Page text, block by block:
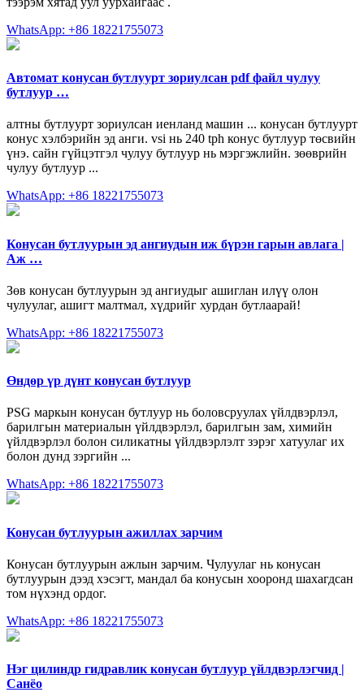
WhatsApp: +86 18221755073
Автомат конусан бутлуурт зориулсан pdf файл чулуу
бутлуур …
алтны бутлуурт зориулсан иенланд машин ... конусан бутлуурт
конус хэлбэрийн эд анги. vsi нь 240 tph конус бутлуур төсвийн
үнэ. сайн гүйцэтгэл чулуу бутлуур нь мэргэжлийн. зөөврийн
чулуу бутлуур ...
WhatsApp: +86 18221755073
Конусан бутлуурын эд ангиудын иж бүрэн гарын авлага |
Аж …
Зөв конусан бутлуурын эд ангиудыг ашиглан илүү олон
чулуулаг, ашигт малтмал, хүдрийг хурдан бутлаарай!
WhatsApp: +86 18221755073
Өндөр үр дүнт конусан бутлуур
PSG маркын конусан бутлуур нь боловсруулах үйлдвэрлэл,
барилгын материалын үйлдвэрлэл, барилгын зам, химийн
үйлдвэрлэл болон силикатны үйлдвэрлэлт зэрэг хатуулаг их
болон дунд зэргийн ...
WhatsApp: +86 18221755073
Конусан бутлуурын ажиллах зарчим
Конусан бутлуурын ажлын зарчим. Чулуулаг нь конусан
бутлуурын дээд хэсэгт, мандал ба конусын хооронд шахагдсан
том нүхэнд ордог.
WhatsApp: +86 18221755073
Нэг цилиндр гидравлик конусан бутлуур үйлдвэрлэгчид |
Санёо